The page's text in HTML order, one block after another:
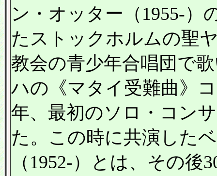
ン・オッター（1955-）
たストックホルムの聖
教会の青少年合唱団で
ハの《マタイ受難曲》
年、最初のソロ・コン
た。この時に共演した
（1952-）とは、その